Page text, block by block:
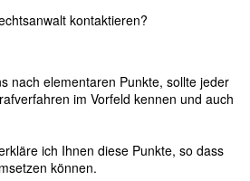
kontaktieren?
nach elementaren Punkte, sollte jeder
im Vorfeld kennen und auch
ich Ihnen diese Punkte, so dass
können.